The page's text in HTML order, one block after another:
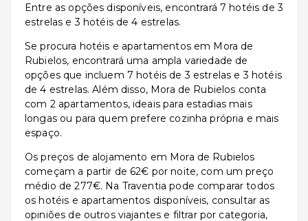
Entre as opções disponíveis, encontrará 7 hotéis de 3
estrelas e 3 hotéis de 4 estrelas.
Se procura hotéis e apartamentos em Mora de
Rubielos, encontrará uma ampla variedade de
opções que incluem 7 hotéis de 3 estrelas e 3 hotéis
de 4 estrelas. Além disso, Mora de Rubielos conta
com 2 apartamentos, ideais para estadias mais
longas ou para quem prefere cozinha própria e mais
espaço.
Os preços de alojamento em Mora de Rubielos
começam a partir de 62€ por noite, com um preço
médio de 277€. Na Traventia pode comparar todos
os hotéis e apartamentos disponíveis, consultar as
opiniões de outros viajantes e filtrar por categoria,